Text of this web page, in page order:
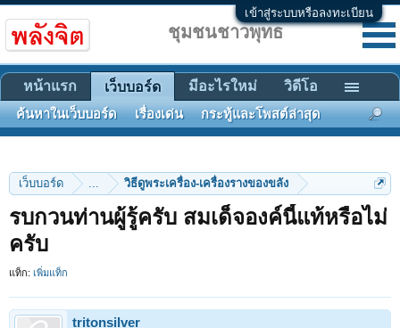
เข้าสู่ระบบหรือลงทะเบียน
เว็บบอร์ด ... วิธีดูพระเครื่อง-เครื่องรางของขลัง
รบกวนท่านผู้รู้ครับ สมเด็จองค์นี้แท้หรือไม่
ครับ
แท็ก: เพิ่มแท็ก
tritonsilver
ชุมชนชาวพุทธ
หน้าแรก เว็บบอร์ด
ค้นหาในเว็บบอร์ด เรื่องเด่น กระทู้และโพสต์ล่าสุด
มีอะไรใหม่ วิดีโอ